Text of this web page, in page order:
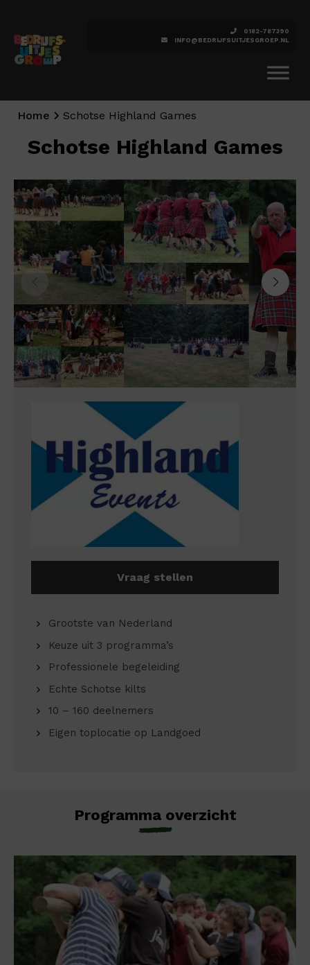
0182-787390
INFO@BEDRIJFSUITJESGROEP.NL
Home Schotse Highland Games
Schotse Highland Games
Vraag stellen
Grootste van Nederland
Keuze uit 3 programma’s
Professionele begeleiding
Echte Schotse kilts
10 – 160 deelnemers
Eigen toplocatie op Landgoed
Programma overzicht